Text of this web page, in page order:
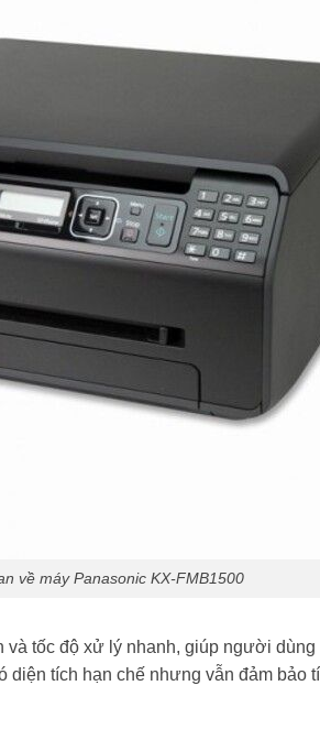
về máy Panasonic KX-FMB1500
tốc độ xử lý nhanh, giúp người
tích hạn chế nhưng vẫn đảm bảo